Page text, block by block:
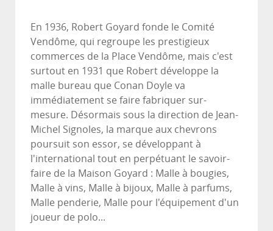
En 1936, Robert Goyard fonde le Comité
Vendôme, qui regroupe les prestigieux
commerces de la Place Vendôme, mais c'est
surtout en 1931 que Robert développe la
malle bureau que Conan Doyle va
immédiatement se faire fabriquer sur-
mesure. Désormais sous la direction de Jean-
Michel Signoles, la marque aux chevrons
poursuit son essor, se développant à
l'international tout en perpétuant le savoir-
faire de la Maison Goyard : Malle à bougies,
Malle à vins, Malle à bijoux, Malle à parfums,
Malle penderie, Malle pour l'équipement d'un
joueur de polo...